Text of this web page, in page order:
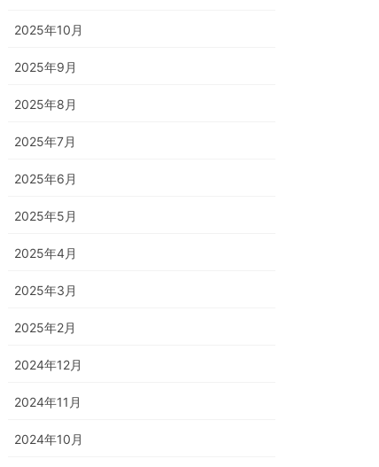
2025年10月
2025年9月
2025年8月
2025年7月
2025年6月
2025年5月
2025年4月
2025年3月
2025年2月
2024年12月
2024年11月
2024年10月